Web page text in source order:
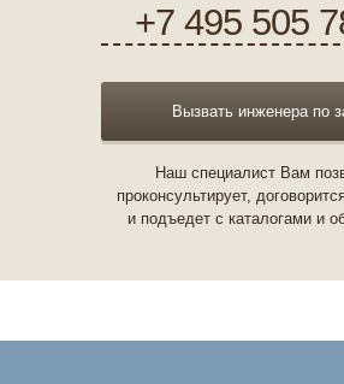
+7 495 505
Вызвать инженера по
Наш специалист Вам
проконсультирует,
и подъедет с каталогами и